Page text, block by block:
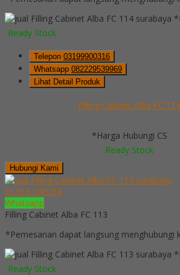
Ready Stock
Telepon 03199900316
Whatsapp 082229539969
Lihat Detail Produk
Filling Cabinet Alba FC 114
*Harga Hubungi CS
Ready Stock
Hubungi Kami
QUICK ORDER
Whatsapp
Filling Cabinet Alba FC 113
*Pemesanan dapat langsung menghubungi
Ready Stock